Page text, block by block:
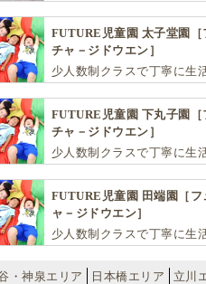
境が魅力の「町田インター
ナルキッズスクール」。
FUTURE児童園 太子堂園［
チャ－ジドウエン］
少人数制クラスで丁寧に生
能性を広げます！
FUTURE児童園 下丸子園［
チャ－ジドウエン］
少人数制クラスで丁寧に生
能性を広げます！
FUTURE児童園 田端園［フ
ャ－ジドウエン］
少人数制クラスで丁寧に生
能性を広げます！
・神泉エリア 日本橋エリア 立川